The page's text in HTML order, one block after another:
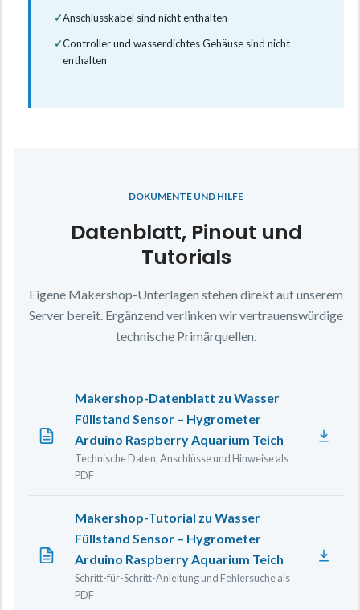
✓Anschlusskabel sind nicht enthalten
✓Controller und wasserdichtes Gehäuse sind nicht
enthalten
DOKUMENTE UND HILFE
Datenblatt, Pinout und
Tutorials
Eigene Makershop-Unterlagen stehen direkt auf unserem
Server bereit. Ergänzend verlinken wir vertrauenswürdige
technische Primärquellen.
Makershop-Datenblatt zu Wasser
Füllstand Sensor – Hygrometer
Arduino Raspberry Aquarium Teich
Technische Daten, Anschlüsse und Hinweise als
PDF
Makershop-Tutorial zu Wasser
Füllstand Sensor – Hygrometer
Arduino Raspberry Aquarium Teich
Schritt-für-Schritt-Anleitung und Fehlersuche als
PDF